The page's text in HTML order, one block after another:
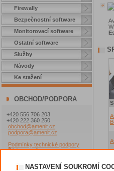
Firewally
Bezpečnostní software
Monitorovací software
Ostatní software
Služby
Návody
Ke stažení
OBCHOD/PODPORA
+420 556 706 203
+420 222 360 250
obchod@amenit.cz
podpora@amenit.cz
Podmínky technické podpory
Žádost o odbornou pomoc
Akční nabídky
NASTAVENÍ SOUKROMÍ